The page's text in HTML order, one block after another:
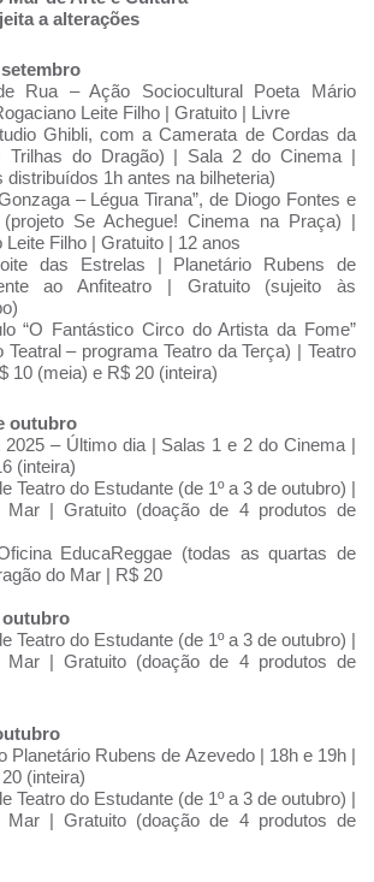
a alterações
Rua – Ação Sociocultural Poeta Mário
Leite Filho | Gratuito | Livre
Ghibli, com a Camerata de Cordas da
Trilhas do Dragão) | Sala 2 do Cinema |
distribuídos 1h antes na bilheteria)
– Légua Tirana”, de Diogo Fontes e
Se Achegue! Cinema na Praça) |
Leite Filho | Gratuito | 12 anos
das Estrelas | Planetário Rubens de
ao Anfiteatro | Gratuito (sujeito às
“O Fantástico Circo do Artista da Fome”
Teatral – programa Teatro da Terça) | Teatro
10 (meia) e R$ 20 (inteira)
outubro
– Último dia | Salas 1 e 2 do Cinema |
(inteira)
Teatro do Estudante (de 1º a 3 de outubro) |
Mar | Gratuito (doação de 4 produtos de
EducaReggae (todas as quartas de
do Mar | R$ 20
outubro
Teatro do Estudante (de 1º a 3 de outubro) |
Mar | Gratuito (doação de 4 produtos de
Planetário Rubens de Azevedo | 18h e 19h |
(inteira)
Teatro do Estudante (de 1º a 3 de outubro) |
Mar | Gratuito (doação de 4 produtos de